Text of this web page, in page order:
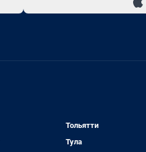
Тольятти
Тула